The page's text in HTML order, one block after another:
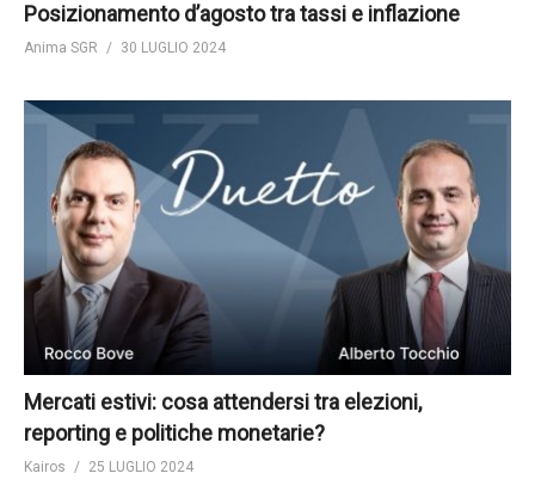
Posizionamento d’agosto tra tassi e inflazione
Anima SGR 30 LUGLIO 2024
Mercati estivi: cosa attendersi tra elezioni,
reporting e politiche monetarie?
Kairos 25 LUGLIO 2024